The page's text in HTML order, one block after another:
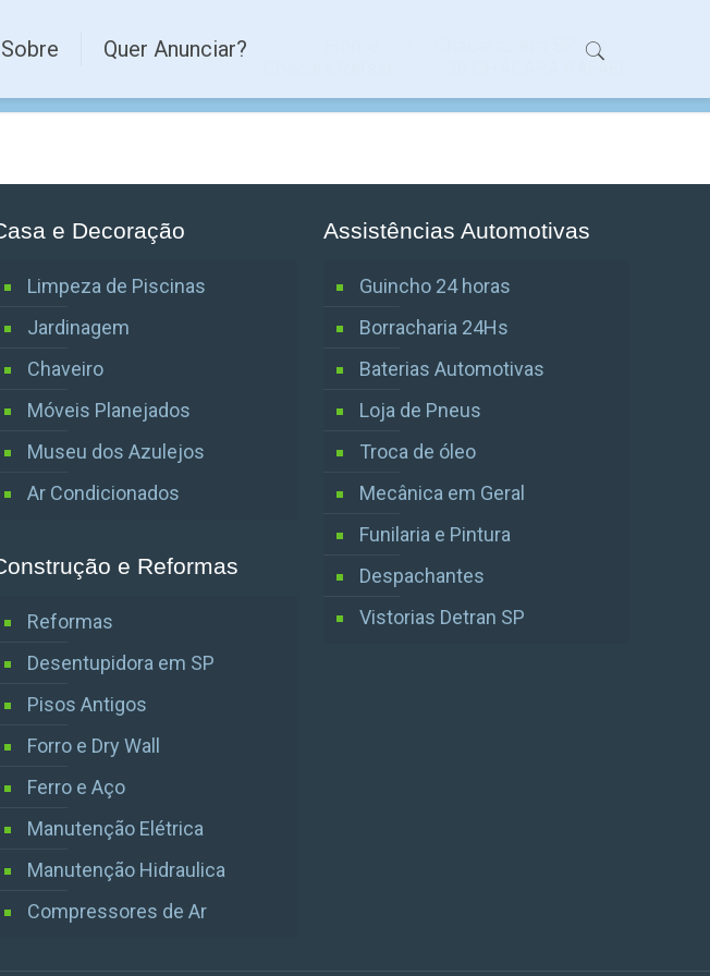
Sobre Quer Anunciar?
e Decoração
Limpeza de Piscinas
Jardinagem
Chaveiro
Móveis Planejados
Museu dos Azulejos
Ar Condicionados
e Reformas
Reformas
Desentupidora em SP
Pisos Antigos
Forro e Dry Wall
Ferro e Aço
Manutenção Elétrica
Manutenção Hidraulica
Compressores de Ar
Assistências Automotivas
Guincho 24 horas
Borracharia 24Hs
Baterias Automotivas
Loja de Pneus
Troca de óleo
Mecânica em Geral
Funilaria e Pintura
Despachantes
Vistorias Detran SP